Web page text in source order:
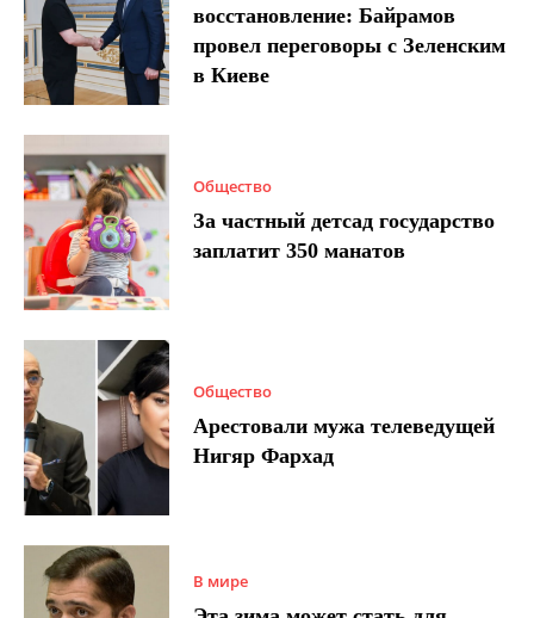
восстановление: Байрамов
провел переговоры с Зеленским
в Киеве
Общество
За частный детсад государство
заплатит 350 манатов
Общество
Арестовали мужа телеведущей
Нигяр Фархад
В мире